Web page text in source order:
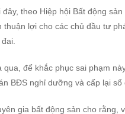
đây, theo Hiệp hội Bất động
thuận lợi cho các chủ đầu tư
qua, để khắc phục sai phạm
BĐS nghỉ dưỡng và cấp lại sổ
gia bất động sản cho rằng,